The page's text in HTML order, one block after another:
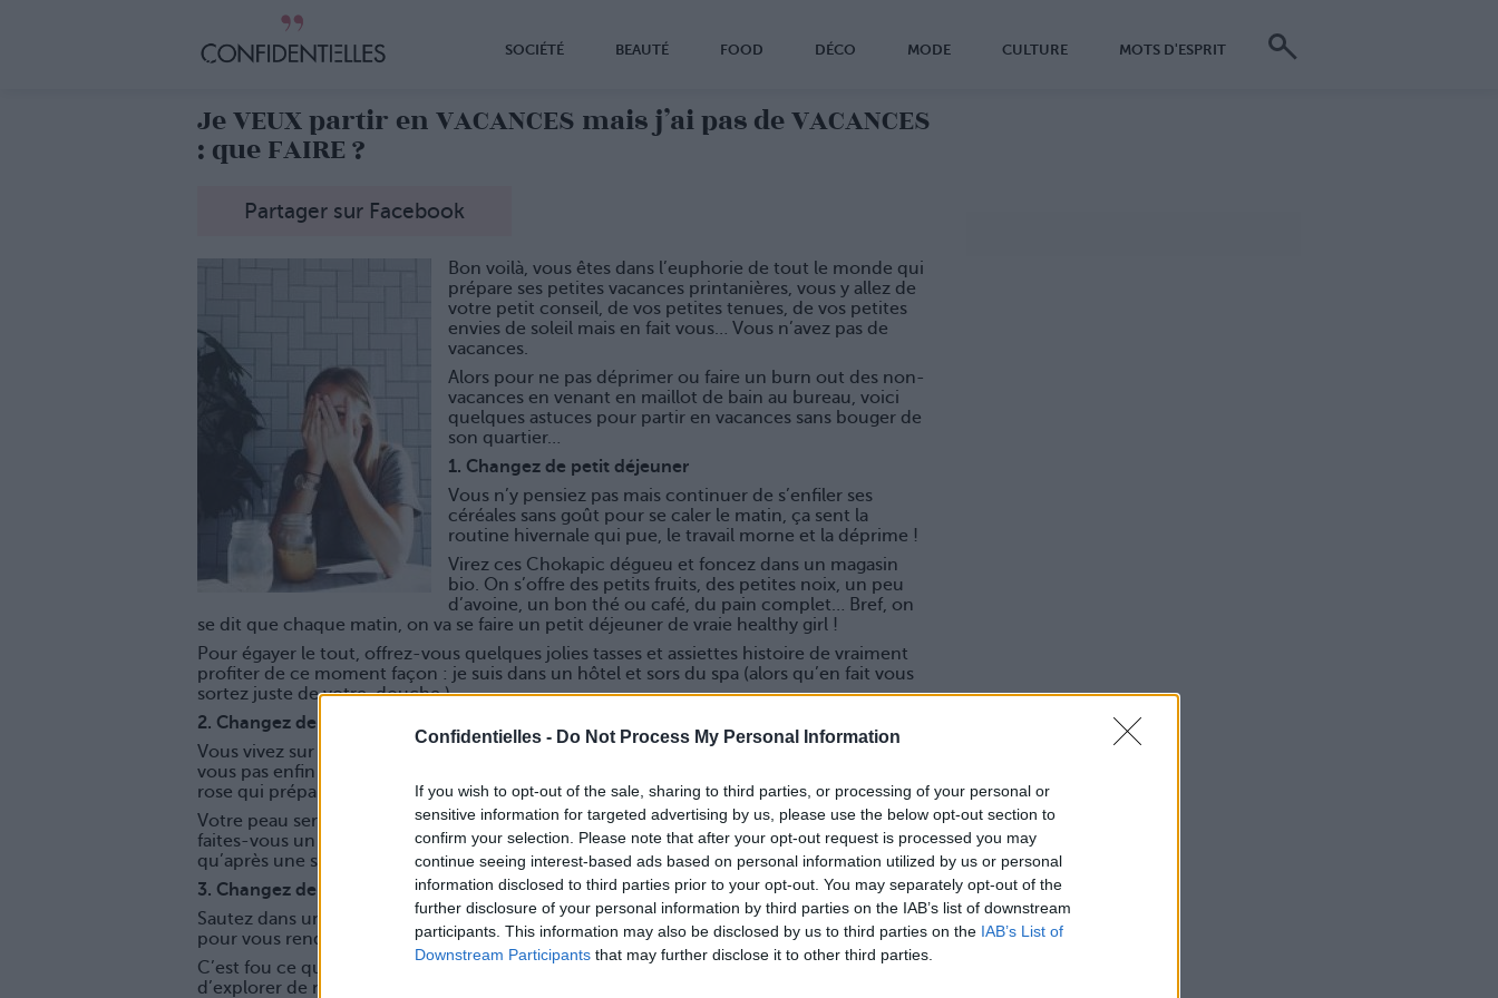
Confidentielles - Do Not Process My Personal Information
If you wish to opt-out of the sale, sharing to third parties, or processing of your personal or
sensitive information for targeted advertising by us, please use the below opt-out section to
confirm your selection. Please note that after your opt-out request is processed you may
continue seeing interest-based ads based on personal information utilized by us or personal
information disclosed to third parties prior to your opt-out. You may separately opt-out of the
further disclosure of your personal information by third parties on the IAB’s list of downstream
participants. This information may also be disclosed by us to third parties on the IAB’s List of
Downstream Participants that may further disclose it to other third parties.
SOCIÉTÉ BEAUTÉ FOOD DÉCO MODE CULTURE MOTS D'ESPRIT
Je VEUX partir en VACANCES mais j’ai pas de VACANCES
: que FAIRE ?
Partager sur Facebook
Bon voilà, vous êtes dans l’euphorie de tout le monde qui
prépare ses petites vacances printanières, vous y allez de
votre petit conseil, de vos petites tenues, de vos petites
envies de soleil mais en fait vous… Vous n’avez pas de
vacances.
Alors pour ne pas déprimer ou faire un burn out des non-
vacances en venant en maillot de bain au bureau, voici
quelques astuces pour partir en vacances sans bouger de
son quartier…
1. Changez de petit déjeuner
Vous n’y pensiez pas mais continuer de s’enfiler ses
céréales sans goût pour se caler le matin, ça sent la
routine hivernale qui pue, le travail morne et la déprime !
Virez ces Chokapic dégueu et foncez dans un magasin
bio. On s’offre des petits fruits, des petites noix, un peu
d’avoine, un bon thé ou café, du pain complet… Bref, on
se dit que chaque matin, on va se faire un petit déjeuner de vraie healthy girl !
Pour égayer le tout, offrez-vous quelques jolies tasses et assiettes histoire de vraiment
profiter de ce moment façon : je suis dans un hôtel et sors du spa (alors qu’en fait vous
sortez juste de votre douche.)
2. Changez de routine beauté
Vous vivez sur votre vieux pot palot depuis des mois ? Changez ! Pourquoi n’essayeriez-
vous pas enfin cette huile pour le visage adaptée à votre peau suivie d’un hydrolat de
rose qui préparera votre visage à recevoir votre tout nouveau soin ?
Votre peau sera illuminée et votre routine beauté avec. Videz votre salle de bain et
faites-vous un vrai petit cocon propre et adaptée à vos besoins. Vous en sortiez plus jolie
qu’après une semaine de vacances (si si siiii).
3. Changez de trajet
Sautez dans un bus plutôt qu’un métro, enfourchez votre vélo ou changez juste de rue
pour vous rendre au boulot.
C’est fou ce qu’un détail routinier peut changer votre moral. Vous aurez l’impression
d’explorer de nouveaux horizons tout en retrouvant votre cher siège en skaï au travail.